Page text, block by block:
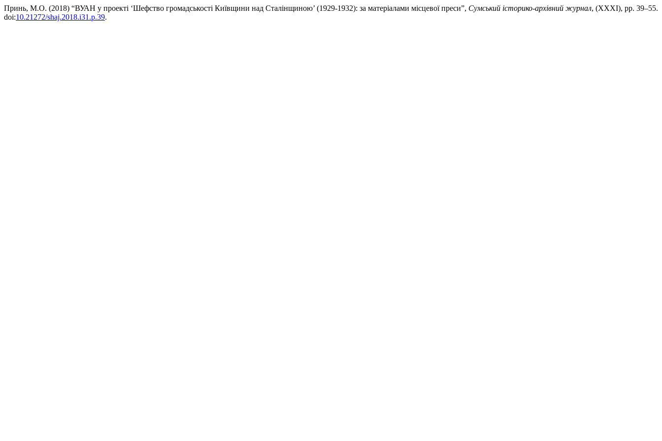
Принь, М.О. (2018) “ВУАН у проекті ‘Шефство громадськості Київщини над Сталінщиною’ (1929-1932): за матеріалами місцевої преси”, Сумський історико-архівний журнал, (XXXI), pp. 39–55.
doi:10.21272/shaj.2018.i31.p.39.